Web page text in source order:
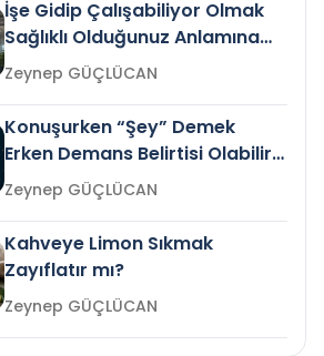
İşe Gidip Çalışabiliyor Olmak
Sağlıklı Olduğunuz Anlamına
Gelir mi?Zeynep GÜÇLÜCAN
Konuşurken “Şey” Demek
Erken Demans Belirtisi Olabilir
mi?
Zeynep GÜÇLÜCAN
Kahveye Limon Sıkmak
Zayıflatır mı?
Zeynep GÜÇLÜCAN